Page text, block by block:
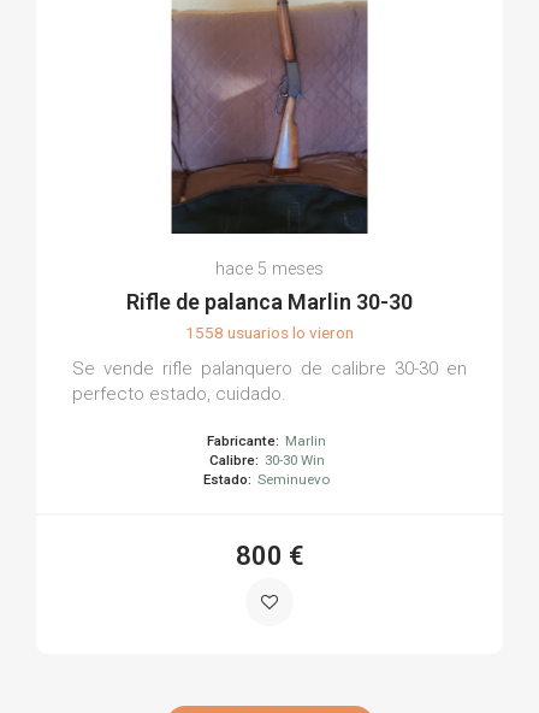
hace 5 meses
Rifle de palanca Marlin 30-30
1558 usuarios lo vieron
Se vende rifle palanquero de calibre 30-30 en
perfecto estado, cuidado.
Fabricante: Marlin
Calibre: 30-30 Win
Estado: Seminuevo
800 €